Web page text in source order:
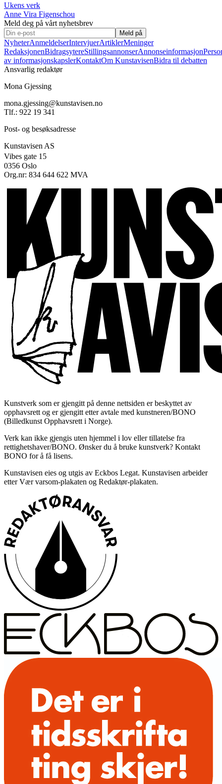
Ukens verk
Anne Vira Figenschou
Meld deg på vårt nyhetsbrev
Meld på
NyheterAnmeldelserIntervjuerArtiklerMeninger
RedaksjonenBidragsytereStillingsannonserAnnonseinformasjon
av informasjonskapslerKontaktOm KunstavisenBidra til debatten
Ansvarlig redaktør
Mona Gjessing
mona.gjessing@kunstavisen.no
Tlf.: 922 19 341
Post- og besøksadresse
Kunstavisen AS
Vibes gate 15
0356 Oslo
Org.nr: 834 644 622 MVA
Kunstverk som er gjengitt på denne nettsiden er beskyttet av
opphavsrett og er gjengitt etter avtale med kunstneren/BONO
(Billedkunst Opphavsrett i Norge).
Verk kan ikke gjengis uten hjemmel i lov eller tillatelse fra
rettighetshaver/BONO. Ønsker du å bruke kunstverk? Kontakt
BONO for å få lisens.
Kunstavisen eies og utgis av Eckbos Legat. Kunstavisen arbeider
etter Vær varsom-plakaten og Redaktør-plakaten.